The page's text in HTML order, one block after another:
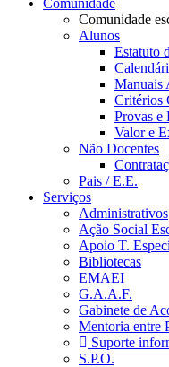
Comunidade
Comunidade
Alunos
Estatuto
Manuais
Critérios
Provas e
Valor e
Não Docentes
Pais / E.E.
Serviços
Administrativos
Ação Social
Apoio T.
Bibliotecas
EMAEI
G.A.A.F.
Gabinete de
Mentoria entre
Suporte
S.P.O.